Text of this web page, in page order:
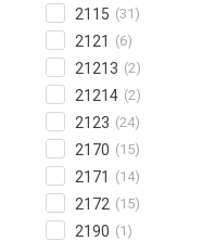
2115 (31)
2121 (6)
21213 (2)
21214 (2)
2123 (24)
2170 (15)
2171 (14)
2172 (15)
2190 (1)